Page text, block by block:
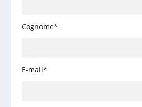
Cognome*
E-mail*